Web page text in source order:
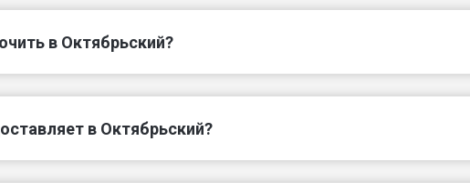
в Октябрьский?
в Октябрьский?